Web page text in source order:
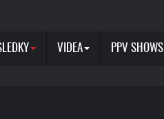
VIDEA PPV SHOWS